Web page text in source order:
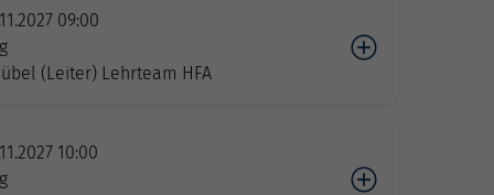
09:00
(Leiter) Lehrteam HFA
10:00